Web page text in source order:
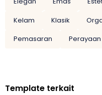
Kelam
Klasik
Pemasaran
Perayaan
Template terkait